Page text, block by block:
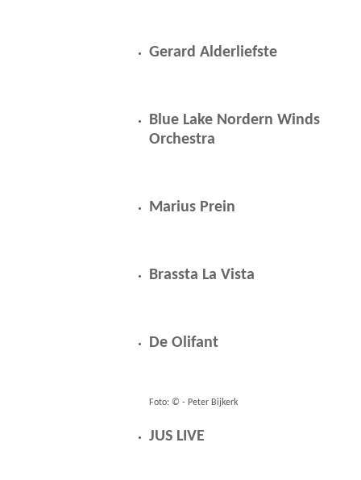
Gerard Alderliefste
Blue Lake Nordern Winds
Orchestra
Marius Prein
Brassta La Vista
De Olifant
Foto: © - Peter Bijkerk
JUS LIVE